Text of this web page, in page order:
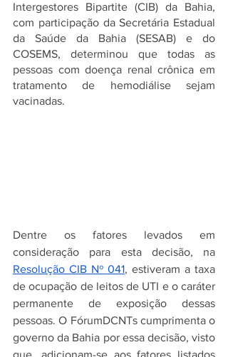
Intergestores Bipartite (CIB) da Bahia,
com participação da Secretária Estadual
da Saúde da Bahia (SESAB) e do
COSEMS, determinou que todas as
pessoas com doença renal crônica em
tratamento de hemodiálise sejam
vacinadas.
Dentre os fatores levados em
Resolução CIB Nº 041, estiveram a taxa
de ocupação de leitos de UTI e o caráter
permanente de exposição dessas
pessoas. O FórumDCNTs cumprimenta o
governo da Bahia por essa decisão, visto
que, adicionam-se aos fatores listados